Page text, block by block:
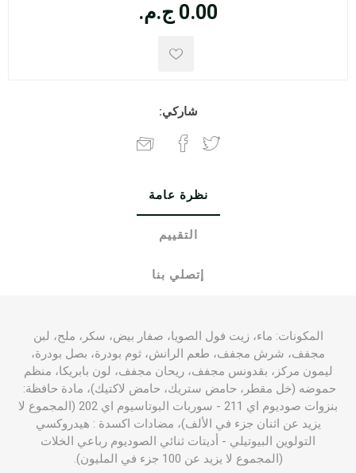
0.00 ج.م.
شاركي:
نظرة عامة
التقييم
إتصلي بنا
المكونات: ماء، زيت فول الصويا، صفار بيض، سكر، ملح، لبن
مجفف، شرش مجفف، طعم الرانش، ثوم بودرة، بصل بودرة،
ليمون مركز، بقدونس مجفف، ريحان مجفف، لون بابريكا، منظم
حموضه (خل مقطر، حامض ستريك، حامض لاكتيك)، مادة حافظة:
بنزوات صوديوم اي 211 - سوربات البوتاسيوم اي 202 (المجموع لا
يزيد عن اثنان جزء في الألف)، مضادات اكسدة : هيدروكسي
التولوين البيوتيلي - أديتات ثنائي الصوديوم رباعي الخلات
(المجموع لا يزيد عن 100 جزء في المليون).